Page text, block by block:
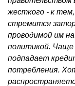
жесткого - к
стремится
проводимой им
политикой. Чаще
подпадает
потребления.